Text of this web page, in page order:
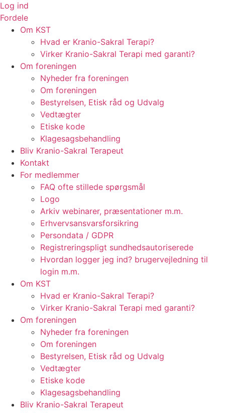
Log ind
Fordele
Om KST
Hvad er Kranio-Sakral Terapi?
Virker Kranio-Sakral Terapi med garanti?
Om foreningen
Nyheder fra foreningen
Om foreningen
Bestyrelsen, Etisk råd og Udvalg
Vedtægter
Etiske kode
Klagesagsbehandling
Bliv Kranio-Sakral Terapeut
Kontakt
For medlemmer
FAQ ofte stillede spørgsmål
Logo
Arkiv webinarer, præsentationer m.m.
Erhvervsansvarsforsikring
Persondata / GDPR
Registreringspligt sundhedsautoriserede
Hvordan logger jeg ind? brugervejledning til
login m.m.
Om KST
Hvad er Kranio-Sakral Terapi?
Virker Kranio-Sakral Terapi med garanti?
Om foreningen
Nyheder fra foreningen
Om foreningen
Bestyrelsen, Etisk råd og Udvalg
Vedtægter
Etiske kode
Klagesagsbehandling
Bliv Kranio-Sakral Terapeut